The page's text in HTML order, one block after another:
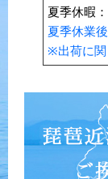
夏季休暇
夏季休業
※出荷に関